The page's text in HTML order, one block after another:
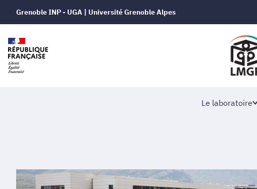
Grenoble INP - UGA | Université Grenoble Alpes
Le laboratoire